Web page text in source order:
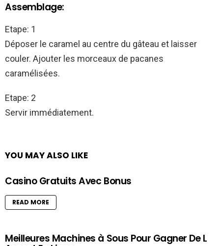
Assemblage:
Etape: 1
Déposer le caramel au centre du gâteau et laisser
couler. Ajouter les morceaux de pacanes
caramélisées.
Etape: 2
Servir immédiatement.
YOU MAY ALSO LIKE
Casino Gratuits Avec Bonus
READ MORE
Meilleures Machines à Sous Pour Gagner De L